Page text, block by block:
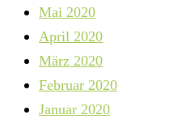
Mai 2020
April 2020
März 2020
Februar 2020
Januar 2020